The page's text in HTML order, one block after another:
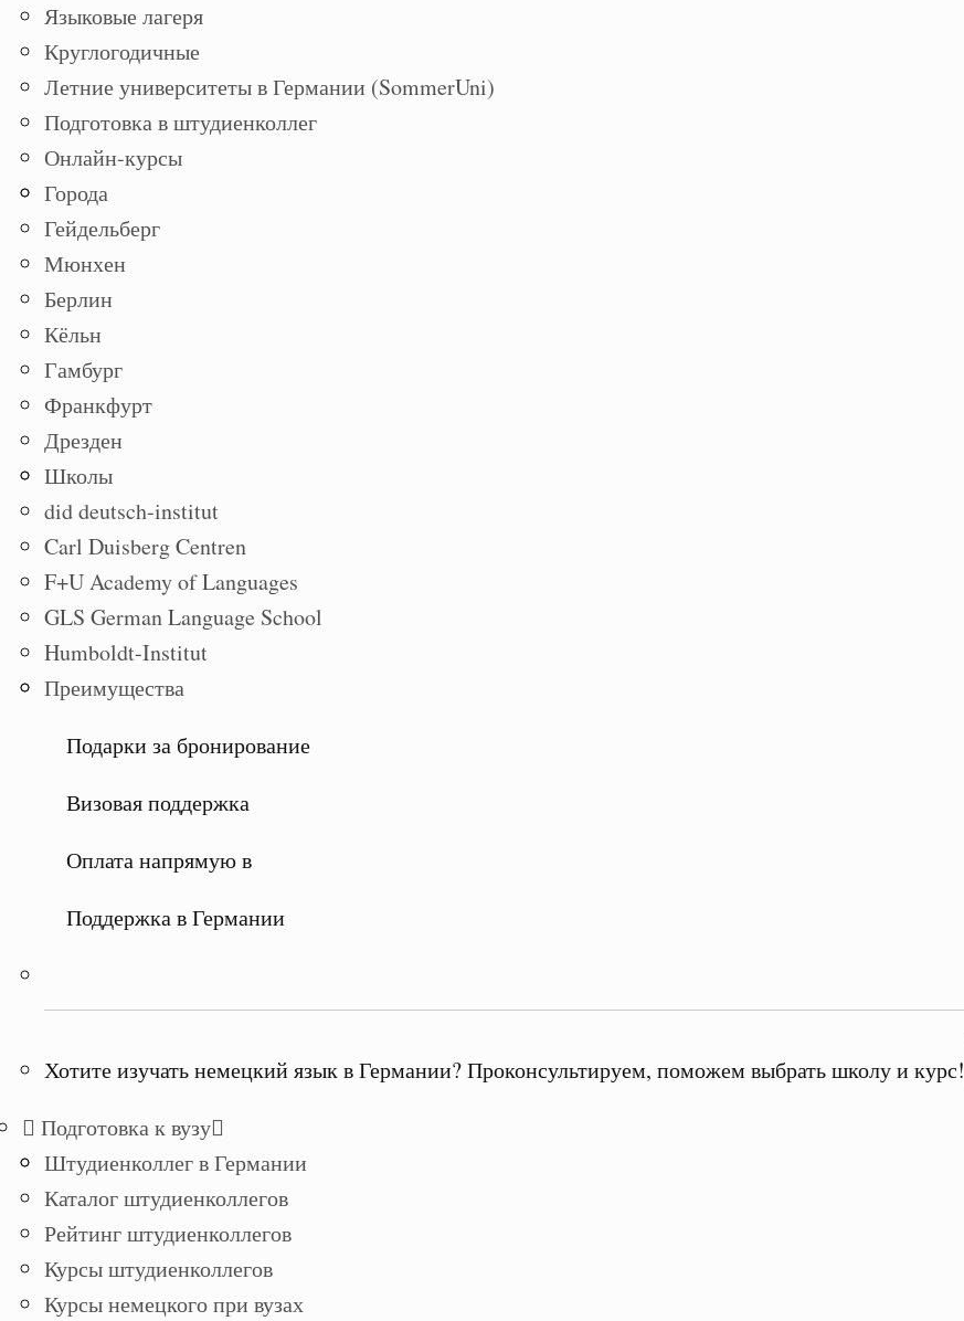
Языковые лагеря
Круглогодичные
Летние университеты в Германии (SommerUni)
Подготовка в штудиенколлег
Онлайн-курсы
Города
Гейдельберг
Мюнхен
Берлин
Кёльн
Гамбург
Франкфурт
Дрезден
Школы
did deutsch-institut
Carl Duisberg Centren
F+U Academy of Languages
GLS German Language School
Humboldt-Institut
Преимущества
Подарки за бронирование
Визовая поддержка
Оплата напрямую в
Поддержка в Германии
Хотите изучать немецкий язык в Германии? Проконсультируем, поможем выбрать школу и курс!
Подготовка к вузу
Штудиенколлег в Германии
Каталог штудиенколлегов
Рейтинг штудиенколлегов
Курсы штудиенколлегов
Курсы немецкого при вузах